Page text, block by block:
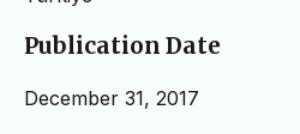
Publication Date
December 31, 2017